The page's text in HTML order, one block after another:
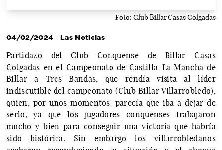
Foto: Club Billar Casas Colgadas
04/02/2024 - Las Noticias
Partidazo del Club Conquense de Billar Casas
Colgadas en el Campeonato de Castilla-La Mancha de
Billar a Tres Bandas, que rendía visita al líder
indiscutible del campeonato (Club Billar Villarrobledo),
quien, por unos momentos, parecía que iba a dejar de
serlo, ya que los jugadores conquenses trabajaron
mucho y bien para conseguir una victoria que habría
sido histórica. Sin embargo los villarrobledanos